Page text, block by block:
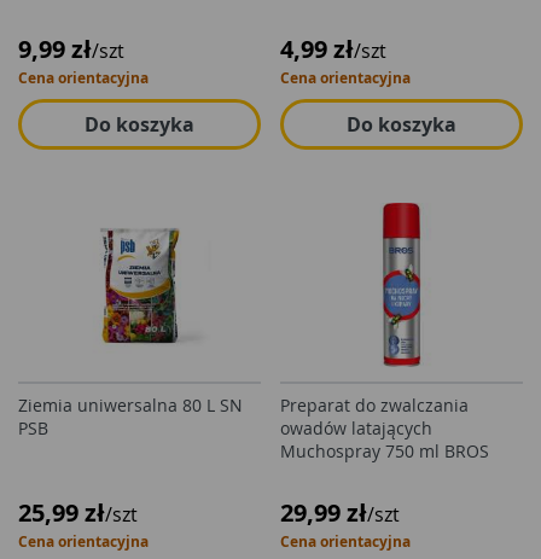
9,99 zł/szt
Cena orientacyjna
Do koszyka
4,99 zł/szt
Cena orientacyjna
Do koszyka
Ziemia uniwersalna 80 L SN
PSB
25,99 zł/szt
Cena orientacyjna
Preparat do zwalczania
owadów latających
Muchospray 750 ml BROS
29,99 zł/szt
Cena orientacyjna